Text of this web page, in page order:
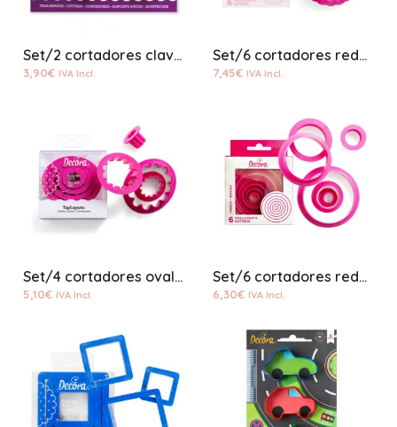
Set/2 cortadores clave de sol y violín
3,90€ IVA Incl.
Set/6 cortadores redondos rizados plástico
7,45€ IVA Incl.
Set/4 cortadores oval rizados plástico
5,10€ IVA Incl.
Set/6 cortadores redondos plástico lisos
6,30€ IVA Incl.